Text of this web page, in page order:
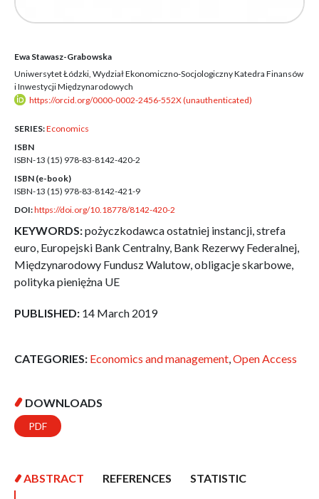
Ewa Stawasz-Grabowska
Uniwersytet Łódzki, Wydział Ekonomiczno-Socjologiczny Katedra Finansów
i Inwestycji Międzynarodowych
https://orcid.org/0000-0002-2456-552X (unauthenticated)
SERIES:Economics
ISBN
ISBN-13 (15) 978-83-8142-420-2
ISBN (e-book)
ISBN-13 (15) 978-83-8142-421-9
DOI:https://doi.org/10.18778/8142-420-2
KEYWORDS:pożyczkodawca ostatniej instancji, strefa
euro, Europejski Bank Centralny, Bank Rezerwy Federalnej,
Międzynarodowy Fundusz Walutow, obligacje skarbowe,
polityka pieniężna UE
PUBLISHED: 14 March 2019
CATEGORIES: Economics and management,Open Access
DOWNLOADS
PDF
ABSTRACT REFERENCES
STATISTIC